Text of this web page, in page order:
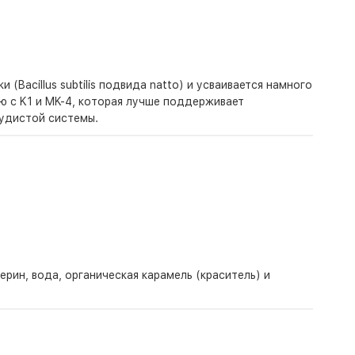
(Bacillus subtilis подвида natto) и усваивается намного
K1 и MK-4, которая лучше поддерживает
системы.
вода, органическая карамель (краситель) и